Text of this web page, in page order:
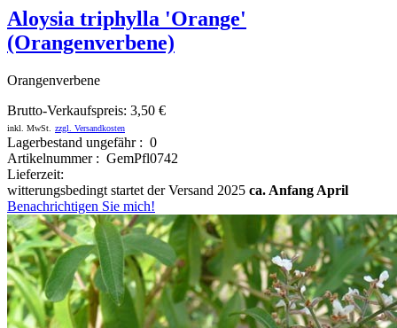
Aloysia triphylla 'Orange'
(Orangenverbene)
Orangenverbene
Brutto-Verkaufspreis: 3,50 €
inkl. MwSt. zzgl. Versandkosten
Lagerbestand ungefähr : 0
Artikelnummer : GemPfl0742
Lieferzeit:
witterungsbedingt startet der Versand 2025 ca. Anfang April
Benachrichtigen Sie mich!